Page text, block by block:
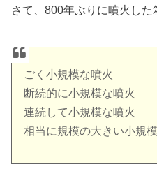
さて、800年ぶりに噴火した
ごく小規模な噴火
断続的に小規模な噴火
連続して小規模な噴火
相当に規模の大きい小規